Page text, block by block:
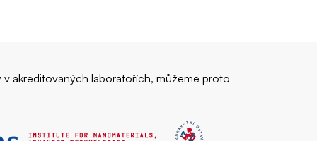
akreditovaných laboratořích, můžeme proto